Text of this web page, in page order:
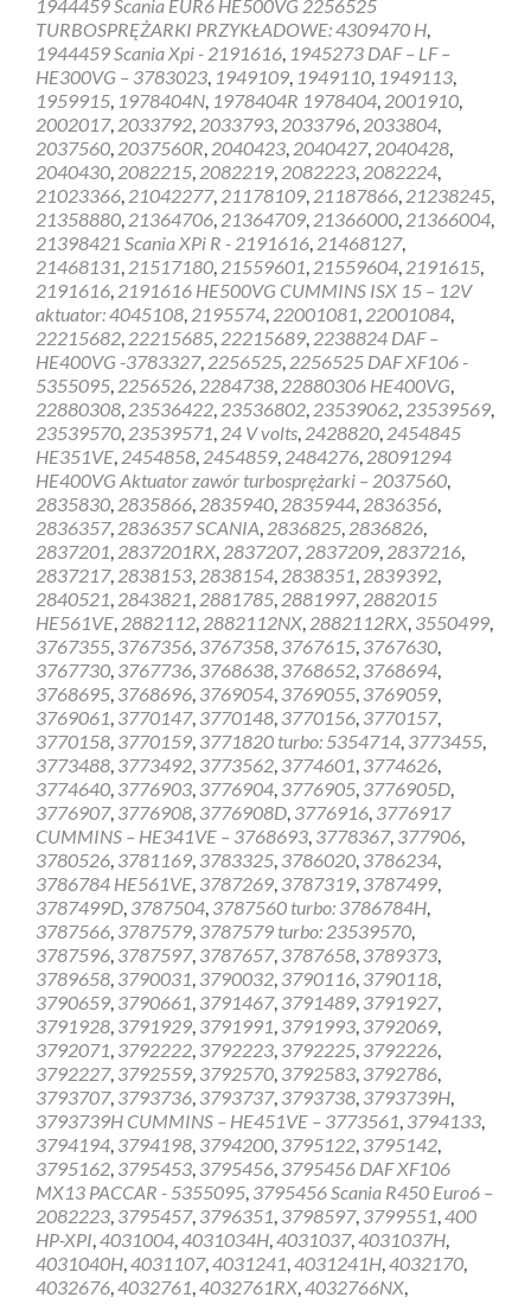
HOLSET
1944459 Scania EUR6 HE500VG 2256525
TURBOSPRĘŻARKI PRZYKŁADOWE: 4309470 H,
1944459 Scania Xpi - 2191616, 1945273 DAF – LF –
HE300VG – 3783023, 1949109, 1949110, 1949113,
1959915, 1978404N, 1978404R 1978404, 2001910,
2002017, 2033792, 2033793, 2033796, 2033804,
2037560, 2037560R, 2040423, 2040427, 2040428,
2040430, 2082215, 2082219, 2082223, 2082224,
21023366, 21042277, 21178109, 21187866, 21238245,
21358880, 21364706, 21364709, 21366000, 21366004,
21398421 Scania XPi R - 2191616, 21468127,
21468131, 21517180, 21559601, 21559604, 2191615,
2191616, 2191616 HE500VG CUMMINS ISX 15 – 12V
aktuator: 4045108, 2195574, 22001081, 22001084,
22215682, 22215685, 22215689, 2238824 DAF –
HE400VG -3783327, 2256525, 2256525 DAF XF106 -
5355095, 2256526, 2284738, 22880306 HE400VG,
22880308, 23536422, 23536802, 23539062, 23539569,
23539570, 23539571, 24 V volts, 2428820, 2454845
HE351VE, 2454858, 2454859, 2484276, 28091294
HE400VG Aktuator zawór turbosprężarki – 2037560,
2835830, 2835866, 2835940, 2835944, 2836356,
2836357, 2836357 SCANIA, 2836825, 2836826,
2837201, 2837201RX, 2837207, 2837209, 2837216,
2837217, 2838153, 2838154, 2838351, 2839392,
2840521, 2843821, 2881785, 2881997, 2882015
HE561VE, 2882112, 2882112NX, 2882112RX, 3550499,
3767355, 3767356, 3767358, 3767615, 3767630,
3767730, 3767736, 3768638, 3768652, 3768694,
3768695, 3768696, 3769054, 3769055, 3769059,
3769061, 3770147, 3770148, 3770156, 3770157,
3770158, 3770159, 3771820 turbo: 5354714, 3773455,
3773488, 3773492, 3773562, 3774601, 3774626,
3774640, 3776903, 3776904, 3776905, 3776905D,
3776907, 3776908, 3776908D, 3776916, 3776917
CUMMINS – HE341VE – 3768693, 3778367, 377906,
3780526, 3781169, 3783325, 3786020, 3786234,
3786784 HE561VE, 3787269, 3787319, 3787499,
3787499D, 3787504, 3787560 turbo: 3786784H,
3787566, 3787579, 3787579 turbo: 23539570,
3787596, 3787597, 3787657, 3787658, 3789373,
3789658, 3790031, 3790032, 3790116, 3790118,
3790659, 3790661, 3791467, 3791489, 3791927,
3791928, 3791929, 3791991, 3791993, 3792069,
3792071, 3792222, 3792223, 3792225, 3792226,
3792227, 3792559, 3792570, 3792583, 3792786,
3793707, 3793736, 3793737, 3793738, 3793739H,
3793739H CUMMINS – HE451VE – 3773561, 3794133,
3794194, 3794198, 3794200, 3795122, 3795142,
3795162, 3795453, 3795456, 3795456 DAF XF106
MX13 PACCAR - 5355095, 3795456 Scania R450 Euro6 –
2082223, 3795457, 3796351, 3798597, 3799551,400
HP-XPI,4031004,4031034H,4031037,4031037H,
4031040H,4031107,4031241,4031241H,4032170,
4032676,4032761,4032761RX,4032766NX,